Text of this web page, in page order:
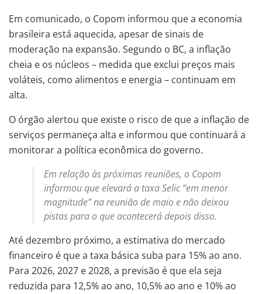
Em comunicado, o Copom informou que a economia
brasileira está aquecida, apesar de sinais de
moderação na expansão. Segundo o BC, a inflação
cheia e os núcleos – medida que exclui preços mais
voláteis, como alimentos e energia – continuam em
alta.
O órgão alertou que existe o risco de que a inflação de
serviços permaneça alta e informou que continuará a
monitorar a política econômica do governo.
Em relação às próximas reuniões, o Copom
informou que elevará a taxa Selic “em menor
magnitude” na reunião de maio e não deixou
pistas para o que acontecerá depois disso.
Até dezembro próximo, a estimativa do mercado
financeiro é que a taxa básica suba para 15% ao ano.
Para 2026, 2027 e 2028, a previsão é que ela seja
reduzida para 12,5% ao ano, 10,5% ao ano e 10% ao